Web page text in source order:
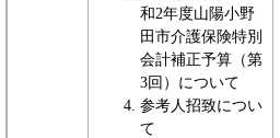
和2年度山陽小野
田市介護保険特別
会計補正予算（第
3回）について
参考人招致につい
て